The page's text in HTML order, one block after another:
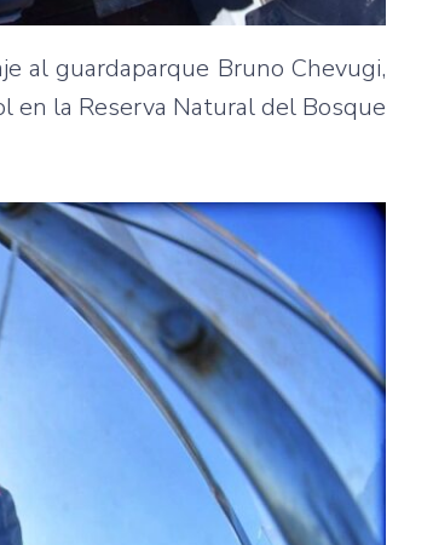
al guardaparque Bruno Chevugi,
en la Reserva Natural del Bosque